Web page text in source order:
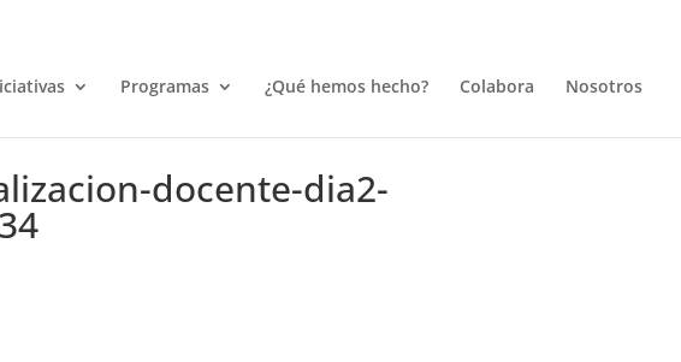
Programas ¿Qué hemos hecho? Colabora Nosotros
docente-dia2-